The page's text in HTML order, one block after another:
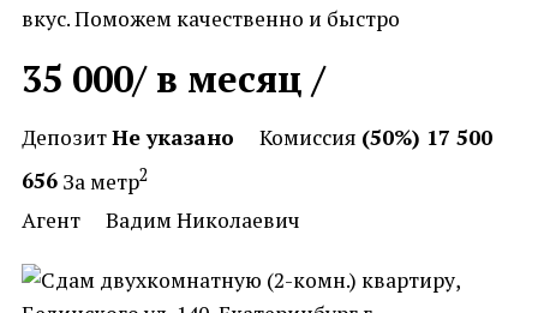
вкус. Поможем качественно и быстро
35 000/ в месяц /
ДепозитНе указано Комиссия (50%) 17 500
656За метр2
Агент Вадим Николаевич